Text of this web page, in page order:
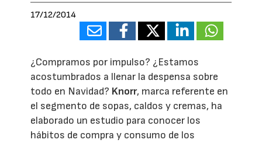
17/12/2014
¿Compramos por impulso? ¿Estamos
acostumbrados a llenar la despensa sobre
todo en Navidad? Knorr, marca referente en
el segmento de sopas, caldos y cremas, ha
elaborado un estudio para conocer los
hábitos de compra y consumo de los